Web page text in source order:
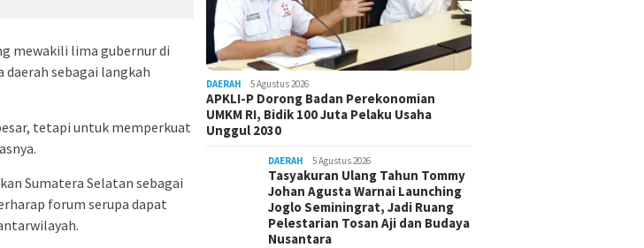
mewakili lima gubernur di
sebagai langkah
tetapi untuk memperkuat
Sumatera Selatan sebagai
forum serupa dapat
DAERAH 5 Agustus 2026
APKLI-P Dorong Badan Perekonomian
UMKM RI, Bidik 100 Juta Pelaku Usaha
Unggul 2030
DAERAH 5 Agustus 2026
Tasyakuran Ulang Tahun Tommy
Johan Agusta Warnai Launching
Joglo Seminingrat, Jadi Ruang
Pelestarian Tosan Aji dan Budaya
Nusantara